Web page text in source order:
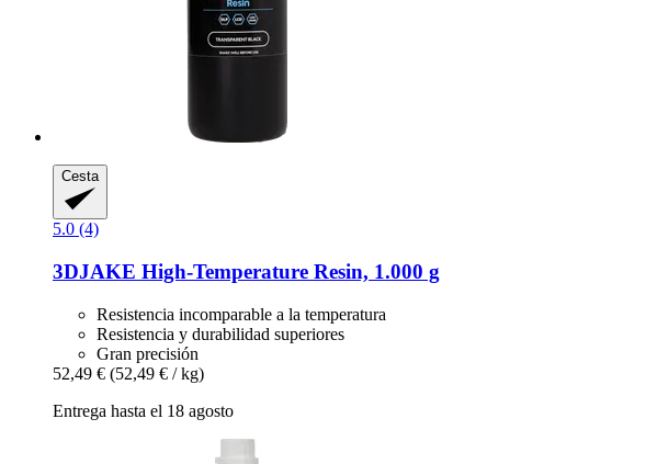
Cesta
5.0 (4)
3DJAKE High-​Temperature Resin, 1.000 g
Resistencia incomparable a la temperatura
Resistencia y durabilidad superiores
Gran precisión
52,49 € (52,49 € / kg)
Entrega hasta el 18 agosto